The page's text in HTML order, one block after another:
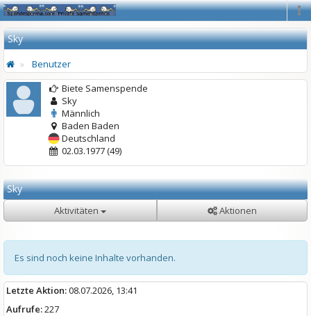
Sky
Benutzer
Biete Samenspende
Sky
Männlich
Baden Baden
Deutschland
02.03.1977 (49)
Sky
Aktivitäten Aktionen
Es sind noch keine Inhalte vorhanden.
Letzte Aktion:08.07.2026, 13:41
Aufrufe:227